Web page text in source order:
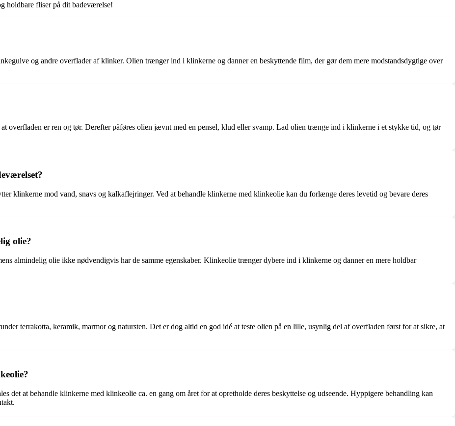
holdbare fliser på dit badeværelse!
og andre overflader af klinker. Olien trænger ind i klinkerne og danner en beskyttende film, der gør dem mere modstandsdygtige over
overfladen er ren og tør. Derefter påføres olien jævnt med en pensel, klud eller svamp. Lad olien trænge ind i klinkerne i et stykke tid, og tør
klinkerne mod vand, snavs og kalkaflejringer. Ved at behandle klinkerne med klinkeolie kan du forlænge deres levetid og bevare deres
olie?
almindelig olie ikke nødvendigvis har de samme egenskaber. Klinkeolie trænger dybere ind i klinkerne og danner en mere holdbar
terrakotta, keramik, marmor og natursten. Det er dog altid en god idé at teste olien på en lille, usynlig del af overfladen først for at sikre, at
det at behandle klinkerne med klinkeolie ca. en gang om året for at opretholde deres beskyttelse og udseende. Hyppigere behandling kan